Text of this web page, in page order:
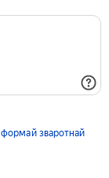
формай зваротнай